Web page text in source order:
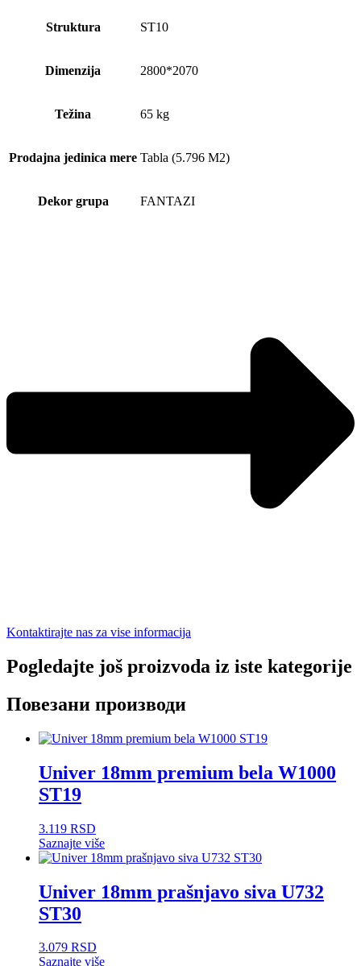
Struktura ST10
Dimenzija 2800*2070
Težina 65 kg
Prodajna jedinica mere Tabla (5.796 M2)
Dekor grupa FANTAZI
Kontaktirajte nas za vise informacija
Pogledajte još proizvoda iz iste kategorije
Повезани производи
Univer 18mm premium bela W1000
ST19
3.119 RSD
Saznajte više
Univer 18mm prašnjavo siva U732
ST30
3.079 RSD
Saznajte više